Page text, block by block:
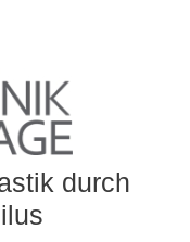
durch